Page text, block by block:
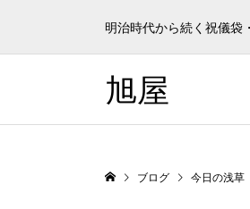
明治時代から続く祝儀袋
旭屋
ブログ 今日の浅草